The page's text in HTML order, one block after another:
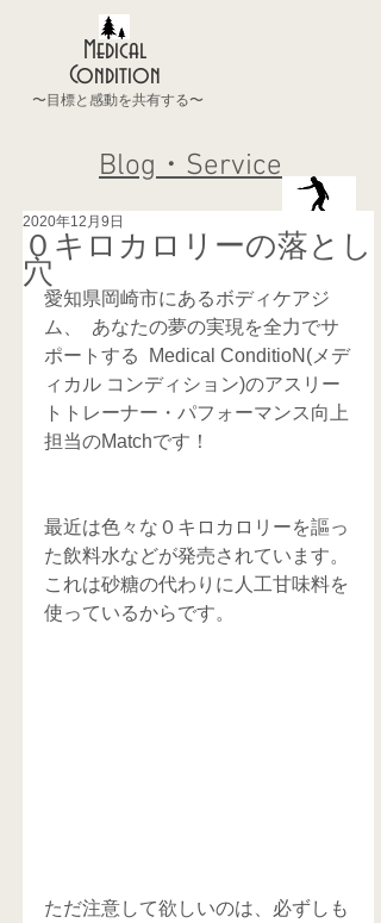
Medical
Condition
〜目標と感動を共有する〜
Blog・Service
０キロカロリーの落とし
穴
2020年12月9日
愛知県岡崎市にあるボディケアジ
ム、  あなたの夢の実現を全力でサ
ポートする  Medical ConditioN(メデ
ィカル コンディション)のアスリー
トトレーナー・パフォーマンス向上
担当のMatchです！
最近は色々な０キロカロリーを謳っ
た飲料水などが発売されています。
これは砂糖の代わりに人工甘味料を
使っているからです。
ただ注意して欲しいのは、必ずしも